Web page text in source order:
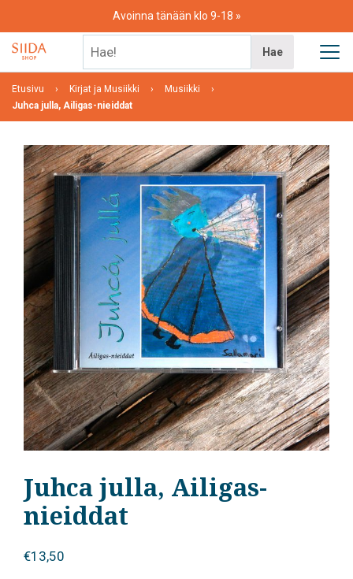
content
Avoinna tänään klo 9-18
Hae
Etusivu Kirjat ja Musiikki
Musiikki
Juhca julla, Ailigas-nieiddat
Juhca julla, Ailigas-
nieiddat
€13,50